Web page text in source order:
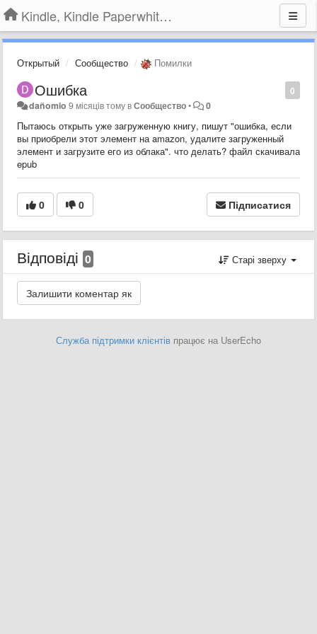
Kindle, Kindle Paperwhite, Kindle Voyage
Открытый Сообщество Помилки
0
Ошибка
dañomio 9 місяців томувСообщество• 0
Пытаюсь открыть уже загруженную книгу, пишут "ошибка, если
вы приобрели этот элемент на amazon, удалите загруженный
элемент и загрузите его из облака". что делать? файл скачивала
epub
0 0 Підписатися
Відповіді 0 Старі зверху
Служба підтримки клієнтів працює на UserEcho